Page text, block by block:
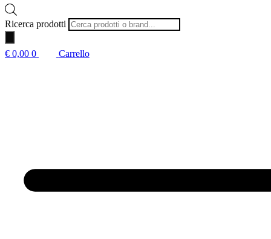
Ricerca prodotti
€ 0,00 0 Carrello